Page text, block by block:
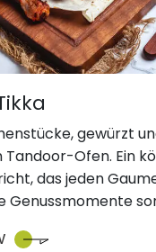
gewürzt
Ofen. Ein
das jeden
Genussmomente